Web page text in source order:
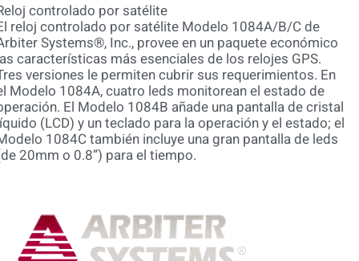
controlado por satélite
reloj controlado por satélite Modelo 1084A/B/C de
Systems®, Inc., provee en un paquete económico
características más esenciales de los relojes GPS.
versiones le permiten cubrir sus requerimientos. En
Modelo 1084A, cuatro leds monitorean el estado de
El Modelo 1084B añade una pantalla de cristal
(LCD) y un teclado para la operación y el estado; el
1084C también incluye una gran pantalla de leds
20mm o 0.8”) para el tiempo.